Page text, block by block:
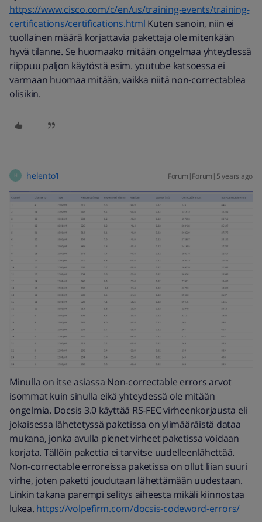
https://www.cisco.com/c/en/us/training-events/training-
certifications/certifications.html Kuten sanoin, niin ei
tuollainen määrä korjattavia pakettaja ole mitenkään
hyvä tilanne. Se huomaako mitään ongelmaa yhteydessä
riippuu paljon käytöstä esim. youtube katsoessa ei
varmaan huomaa mitään, vaikka niitä non-correctablea
olisikin.
H helento1 Forum|Forum|5 years ago
Minulla on itse asiassa Non-correctable errors arvot
isommat kuin sinulla eikä yhteydessä ole mitään
ongelmia. Docsis 3.0 käyttää RS-FEC virheenkorjausta eli
jokaisessa lähetetyssä paketissa on ylimääräistä dataa
mukana, jonka avulla pienet virheet paketissa voidaan
korjata. Tällöin pakettia ei tarvitse uudelleenlähettää.
Non-correctable erroreissa paketissa on ollut liian suuri
virhe, joten paketti joudutaan lähettämään uudestaan.
Linkin takana parempi selitys aiheesta mikäli kiinnostaa
lukea. https://volpefirm.com/docsis-codeword-errors/